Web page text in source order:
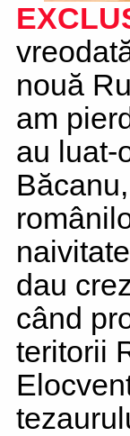
nouă
am
au luat-
dau
când
teritorii